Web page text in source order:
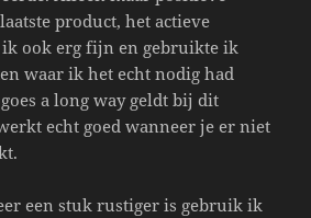
product, het actieve
ik ook erg fijn en gebruikte ik
waar ik het echt nodig had
a long way geldt bij dit
echt goed wanneer je er niet
een stuk rustiger is gebruik ik